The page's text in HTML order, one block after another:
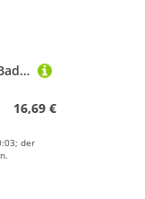
Gralara An Der Montierter Badmintonschlägerständer, Schlägeraufhänger, Kompakt, Multifunktionaler Tennisschlägerhalter für Spiel, Schwarz 12 Haken
16,69 €
der